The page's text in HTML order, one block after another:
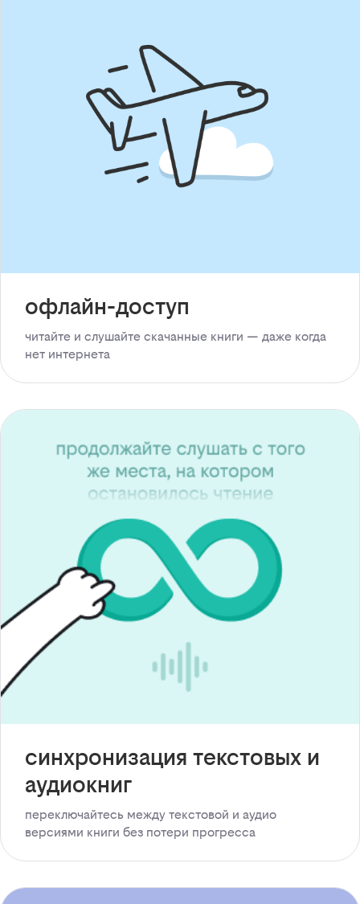
офлайн-доступ
читайте и слушайте скачанные книги — даже когда
нет интернета
синхронизация текстовых и
аудиокниг
переключайтесь между текстовой и аудио
версиями книги без потери прогресса